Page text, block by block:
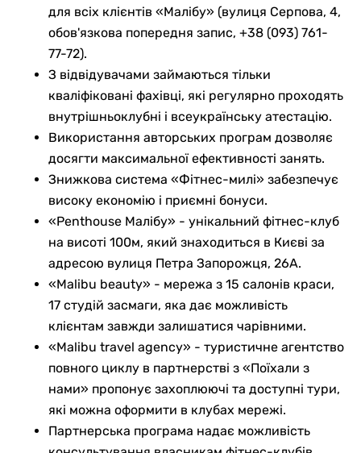
для всіх клієнтів «Малібу» (вулиця Серпова, 4,
обов'язкова попередня запис, +38 (093) 761-
77-72).
З відвідувачами займаються тільки
кваліфіковані фахівці, які регулярно проходять
внутрішньоклубні і всеукраїнську атестацію.
Використання авторських програм дозволяє
досягти максимальної ефективності занять.
Знижкова система «Фітнес-милі» забезпечує
високу економію і приємні бонуси.
«Penthouse Малібу» - унікальний фітнес-клуб
на висоті 100м, який знаходиться в Києві за
адресою вулиця Петра Запорожця, 26А.
«Malibu beauty» - мережа з 15 салонів краси,
17 студій засмаги, яка дає можливість
клієнтам завжди залишатися чарівними.
«Malibu travel agency» - туристичне агентство
повного циклу в партнерстві з «Поїхали з
нами» пропонує захоплюючі та доступні тури,
які можна оформити в клубах мережі.
Партнерська програма надає можливість